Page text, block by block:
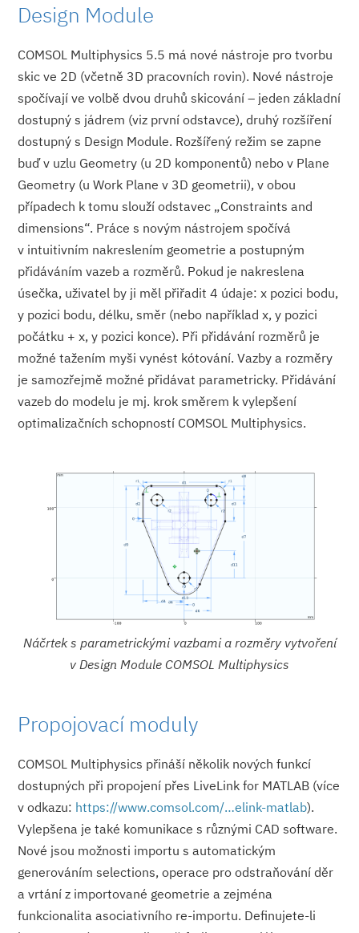
Design Module
COMSOL Multiphysics 5.5 má nové nástroje pro tvorbu
skic ve 2D (včetně 3D pracovních rovin). Nové nástroje
spočívají ve volbě dvou druhů skicování – jeden základní
dostupný s jádrem (viz první odstavce), druhý rozšíření
dostupný s Design Module. Rozšířený režim se zapne
buď v uzlu Geometry (u 2D komponentů) nebo v Plane
Geometry (u Work Plane v 3D geometrii), v obou
případech k tomu slouží odstavec „Constraints and
dimensions“. Práce s novým nástrojem spočívá
v intuitivním nakreslením geometrie a postupným
přidáváním vazeb a rozměrů. Pokud je nakreslena
úsečka, uživatel by ji měl přiřadit 4 údaje: x pozici bodu,
y pozici bodu, délku, směr (nebo například x, y pozici
počátku + x, y pozici konce). Při přidávání rozměrů je
možné tažením myši vynést kótování. Vazby a rozměry
je samozřejmě možné přidávat parametricky. Přidávání
vazeb do modelu je mj. krok směrem k vylepšení
optimalizačních schopností COMSOL Multiphysics.
Náčrtek s parametrickými vazbami a rozměry vytvoření
v Design Module COMSOL Multiphysics
Propojovací moduly
COMSOL Multiphysics přináší několik nových funkcí
dostupných při propojení přes LiveLink for MATLAB (více
v odkazu: https://www.comsol.com/…elink-matlab).
Vylepšena je také komunikace s různými CAD software.
Nové jsou možnosti importu s automatickým
generováním selections, operace pro odstraňování děr
a vrtání z importované geometrie a zejména
funkcionalita asociativního re-importu. Definujete-li